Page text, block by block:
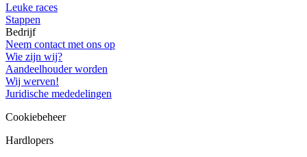
Leuke races
Stappen
Bedrijf
Neem contact met ons op
Wie zijn wij?
Aandeelhouder worden
Wij werven!
Juridische mededelingen
Cookiebeheer
Hardlopers